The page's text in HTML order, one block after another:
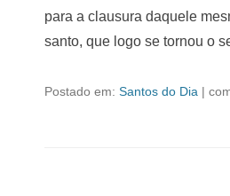
para a clausura daquele
santo, que logo se tornou o
Postado em: Santos do Dia |